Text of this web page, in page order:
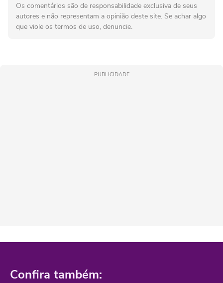
Os comentários são de responsabilidade exclusiva de seus
autores e não representam a opinião deste site. Se achar algo
que viole os termos de uso, denuncie.
PUBLICIDADE
Confira também: